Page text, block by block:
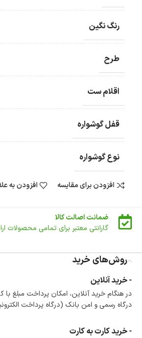
رنگ نگین
طرح
اقلام ست
قفل گوشواره
نوع گوشواره
افزودن برای مقایسه افزودن به
ضمانت اصالت کالا
گارانتی معتبر برای تمامی محصولات
ارسال سریع و رایگان
سفارش‌های بیش از500 هزار تومان ،
ضمانت بازگشت کالا
امکان پرداخت در محل
در هنگام خرید محصول، امکان
امکان پرداخت اقساطی
ضمانت اصالت کالا
گارانتی معتبر برای تمامی محصولات
روش‌های خرید
- خرید آنلاین
در هنگام خرید آنلاین، امکان پرداخت مبلغ با
درگاه رسمی و امن بانک (درگاه پرداخت
- خرید کارت به کارت